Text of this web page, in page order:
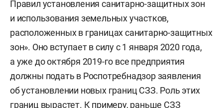
Правил установления санитарно-защитных зон
и использования земельных участков,
расположенных в границах санитарно-защитных
зон». Оно вступает в силу с 1 января 2020 года,
а уже до октября 2019-го все предприятия
должны подать в Роспотребнадзор заявления
об установлении новых границ СЗЗ. Роль этих
границ вырастет. К примеру, раньше СЗЗ